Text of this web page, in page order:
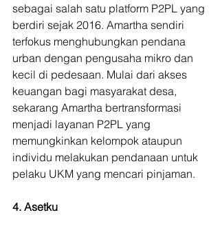
sebagai salah satu platform P2PL yang
berdiri sejak 2016. Amartha sendiri
terfokus menghubungkan pendana
urban dengan pengusaha mikro dan
kecil di pedesaan. Mulai dari akses
keuangan bagi masyarakat desa,
sekarang Amartha bertransformasi
menjadi layanan P2PL yang
memungkinkan kelompok ataupun
individu melakukan pendanaan untuk
pelaku UKM yang mencari pinjaman.
4. Asetku